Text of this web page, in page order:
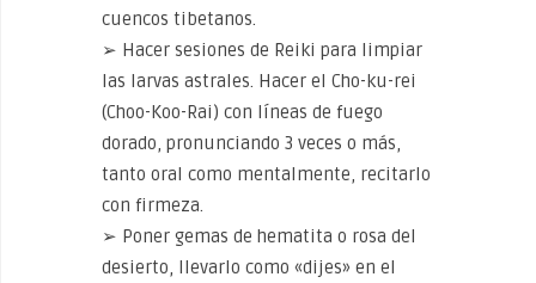
cuencos tibetanos.
➢ Hacer sesiones de Reiki para limpiar
las larvas astrales. Hacer el Cho-ku-rei
(Choo-Koo-Rai) con líneas de fuego
dorado, pronunciando 3 veces o más,
tanto oral como mentalmente, recitarlo
con firmeza.
➢ Poner gemas de hematita o rosa del
desierto, llevarlo como «dijes» en el